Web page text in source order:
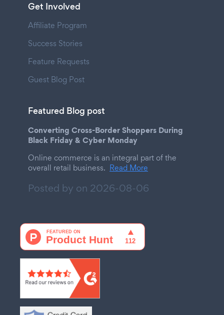
Get Involved
Affiliate Program
Success Stories
Feature Requests
Guest Blog Post
Featured Blog post
Converting Cross-Border Shoppers During
Black Friday & Cyber Monday
Online commerce is an integral part of the
overall retail business. Read More
Posted by on 2026-08-06